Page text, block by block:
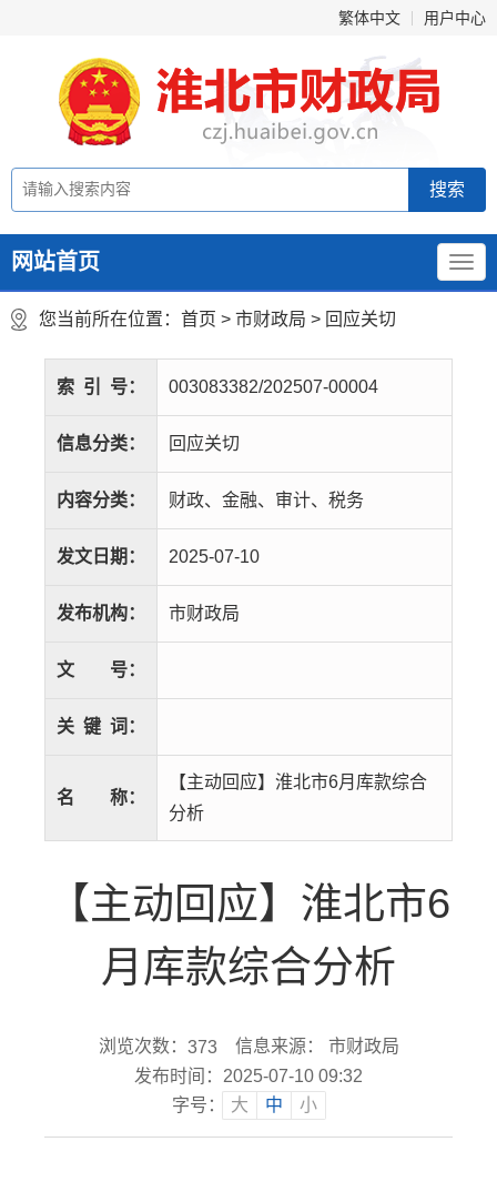
繁体中文 用户中心
网站首页
您当前所在位置： 首页 > 市财政局 > 回应关切
索 引 号： 003083382/202507-00004
信息分类： 回应关切
内容分类： 财政、金融、审计、税务
发文日期： 2025-07-10
发布机构： 市财政局
文 号：
关 键 词：
名 称：
【主动回应】淮北市6月库款综合
分析
【主动回应】淮北市6
月库款综合分析
浏览次数： 373
信息来源： 市财政局
发布时间：2025-07-10 09:32
字号：
大 中 小